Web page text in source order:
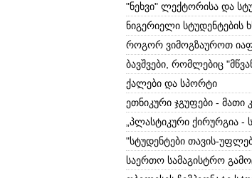
"ნეხვი" ლექტორისა და
ნიგერიელი სტუდენტების
როგორ ვიმოგზაუროთ
ბავშვები, რომლებიც
ქალები და სპორტი
ეთნიკური ჯგუფები -
„პლასტიკური ქირურგია -
"სტუდენტები თავის-
საერთო სამაგისტრო